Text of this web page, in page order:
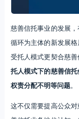
慈善信托事业的发展
循环为主体的新发展
受托人模式更契合慈
托人模式下的慈善信
权责分配不明等问题。
这不仅需要提高公众